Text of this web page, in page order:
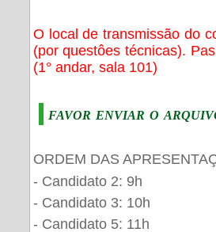
O local de transmissão do
(por questôes técnicas).
(1° andar, sala 101)
favor enviar o
ORDEM DAS
- Candidato 2: 9h
- Candidato 3: 10h
- Candidato 5: 11h